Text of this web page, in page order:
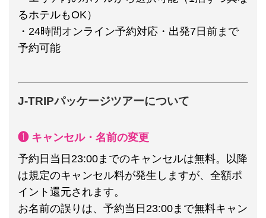
るホテルもOK）
・24時間オンライン予約対応・出発7日前まで
予約可能
J-TRIPパッケージツアーについて
❶ キャンセル・名前の変更
予約日当日23:00までのキャンセルは無料。以降
は規定のキャンセル料が発生しますが、全額ポ
イント還元されます。
お名前の誤りは、予約当日23:00まで無料キャン